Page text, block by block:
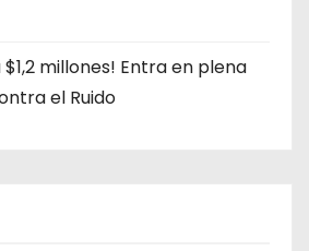
millones! Entra en plena
el Ruido